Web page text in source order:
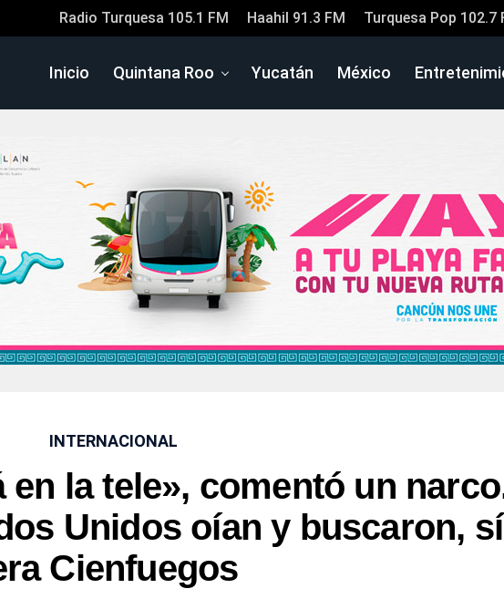
Radio Turquesa 105.1 FM Haahil 91.3 FM Turquesa Pop 102.7
Inicio Quintana Roo Yucatán México
INTERNACIONAL
en la tele», comentó un
Unidos oían y buscaron, sí
Cienfuegos